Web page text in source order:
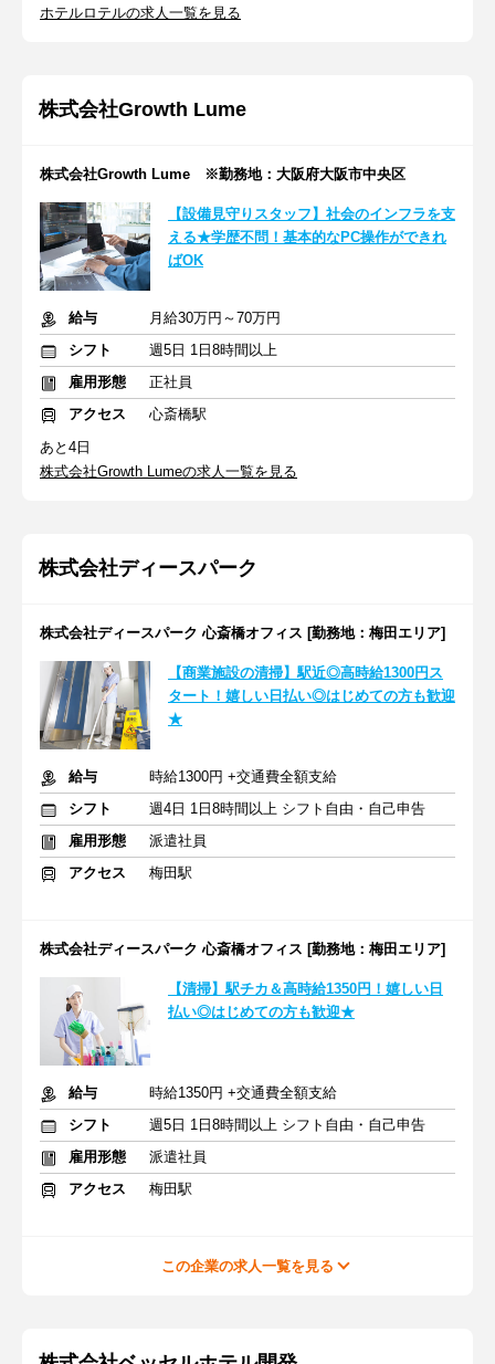
ホテルロテルの求人一覧を見る
株式会社Growth Lume
株式会社Growth Lume ※勤務地：大阪府大阪市中央区
【設備見守りスタッフ】社会のインフラを支
える★学歴不問！基本的なPC操作ができれ
ばOK
給与
月給30万円～70万円
シフト
週5日 1日8時間以上
雇用形態
正社員
アクセス
心斎橋駅
あと4日
株式会社Growth Lumeの求人一覧を見る
株式会社ディースパーク
株式会社ディースパーク 心斎橋オフィス [勤務地：梅田エリア]
【商業施設の清掃】駅近◎高時給1300円ス
タート！嬉しい日払い◎はじめての方も歓迎
★
給与
時給1300円 +交通費全額支給
シフト
週4日 1日8時間以上 シフト自由・自己申告
雇用形態
派遣社員
アクセス
梅田駅
株式会社ディースパーク 心斎橋オフィス [勤務地：梅田エリア]
【清掃】駅チカ＆高時給1350円！嬉しい日
払い◎はじめての方も歓迎★
給与
時給1350円 +交通費全額支給
シフト
週5日 1日8時間以上 シフト自由・自己申告
雇用形態
派遣社員
アクセス
梅田駅
この企業の求人一覧を見る